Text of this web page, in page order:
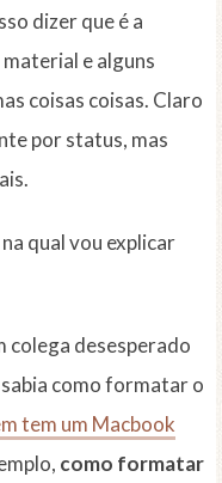
dizer que é a
e alguns
coisas coisas. Claro
por status, mas
qual vou explicar
colega desesperado
como formatar o
tem um Macbook
como formatar